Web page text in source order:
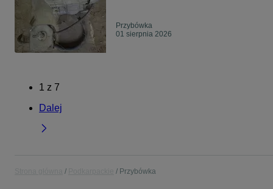
Przybówka
01 sierpnia 2026
1 z 7
Dalej
Przybówka